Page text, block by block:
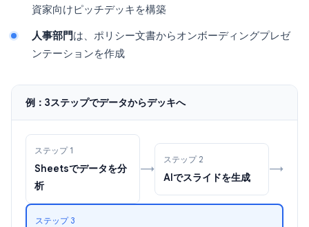
資家向けピッチデッキを構築
人事部門は、ポリシー文書からオンボーディングプレゼ
ンテーションを作成
例：3ステップでデータからデッキへ
ステップ 1
Sheetsでデータを分
析
→
ステップ 2
AIでスライドを生成 →
ステップ 3